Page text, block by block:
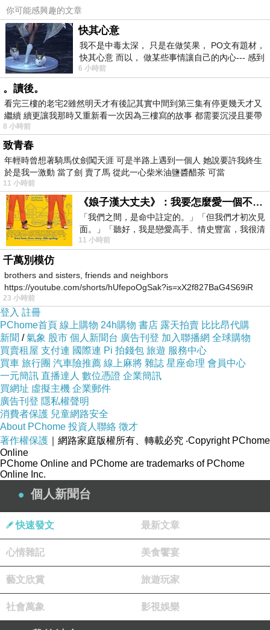
把這個消息告訴她。
每天的化療，時時的疼痛，已經把孩子折磨
得夠可憐的了，當疼痛最讓她難以忍受的時候，
她嘴裡總是呼喊著以前經常鼓勵她要堅強的爸
爸，我實在不忍心看孩子這樣，那天就隨便編了
個手機號碼。」
「那孩子現在怎麼樣了呢？」他迫不及待地
追問。
「妞妞已經走了，您當時一定是在電話裡吻
了她，因為她是微笑著走的，臨走時小手裡 還緊
緊握著那個能聽到『爸爸』聲音的手機。」
不知什麼時候，這位男子的眼前已模糊一
片。
上一篇：
下一篇：天天上墳祭亡妻 深情翁9年不間斷
芸芸
2010-04-06 09:27:26
這個媽媽更讓人心疼
我算是很幸福了
版主回應
的確很令人心疼~
很感人的文章啊
你可能感興趣的文章
快其心意
我不是中毒太深， 只是在做笑果， PO文有題材，
快其心意 而以， 做某些事情讓自己的內心--- 感到
愉快。
6 小時前
。讀後。
看完三樓的老宅2雖然明天才有後記其實中間到第三集有停更幾天才又
繼續 續更讓我那時又重新看一次因為三樓寫的故事 都需要沉浸且要帶
有
8 小時前
致青春
年輕時曾想著騎馬仗劍闖天涯 可是半路上遇到一個人 她說要許我終生
於是我一激動 當了劍 賣了馬 從此一心柴米油鹽醬醋茶 可當
11 小時前
《娘子漢大丈夫》：我要怎麼愛一個不存在的人？
「我們之間，是命中註定的。」「但我們才初次見
面。」「聽好，我是戀愛高手、情史豐富，我很清
楚這種感覺，你我之間的那種感覺，現
11 小時前
千萬別模仿
brothers and sisters, friends and neighbors
https://youtube.com/shorts/hUfepoOgSak?is=xX2f827BaG4S69iR
https
23 小時前
登入 註冊
PChome首頁 線上購物 24h購物 書店 露天拍賣 比比昂代購
新聞 /氣象 股市 個人新聞台 廣告刊登 加入聯播網 全球購物
買賣租屋 支付連 國際連 Pi 拍錢包 旅遊 服務中心
買車 旅行團 汽車險推薦 線上麻將 雜誌 星座命理 會員中心
一元簡訊 直播達人 數位憑證 企業簡訊
買網址 虛擬主機 企業郵件
廣告刊登 隱私權聲明
消費者保護 兒童網路安全
About PChome 投資人聯絡 徵才
著作權保護 ｜網路家庭版權所有、轉載必究 ‧Copyright PChome
Online
PChome Online and PChome are trademarks of PChome
Online Inc.
個人新聞台
快速發文 最新文章
心情雜記 美食饗宴
藝文欣賞 旅遊玩家
社會萬象 影視娛樂